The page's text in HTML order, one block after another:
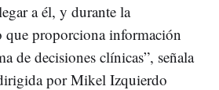
a él, y durante la
que proporciona información
de decisiones clínicas”, señala
por Mikel Izquierdo